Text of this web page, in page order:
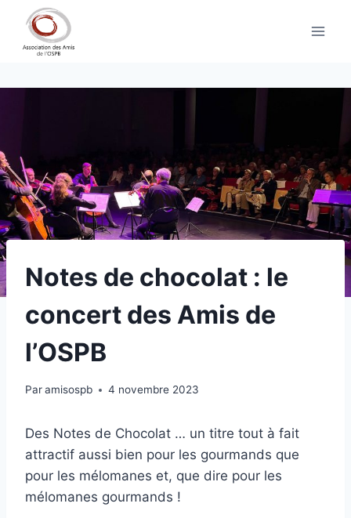
contenu
Notes de chocolat : le
concert des Amis de
l’OSPB
Paramisospb 4 novembre 2023
Des Notes de Chocolat … un titre tout à fait
attractif aussi bien pour les gourmands que
pour les mélomanes et, que dire pour les
mélomanes gourmands !